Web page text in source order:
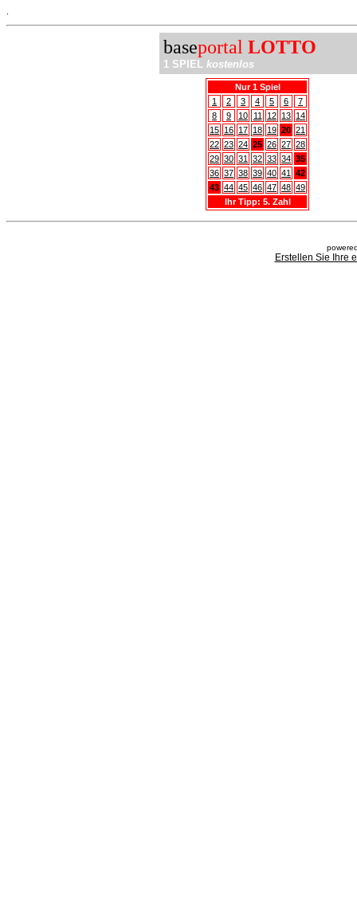
baseportal LOTTO
1 SPIEL kostenlos
Nur 1 Spiel
1
2 3 4 5 6
7
8
9 10 11 12 13 14
15 16 17 18 19 20 21
22 23 24 25 26 27 28
29 30 31 32 33 34 35
36 37 38 39 40 41
42
43 44 45 46 47 48 49
Ihr Tipp: 5. Zahl
Erstellen Sie Ihre